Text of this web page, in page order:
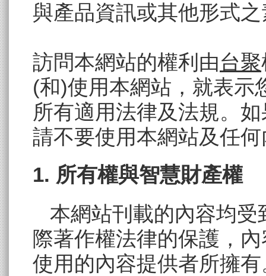
與產品資訊或其他形式
訪問本網站的權利由台聚
(和)使用本網站，就表示
所有適用法律及法規。
請不要使用本網站及任
1. 所有權與智慧財產權
本網站刊載的內容均受
際著作權法律的保護，
使用的內容提供者所擁